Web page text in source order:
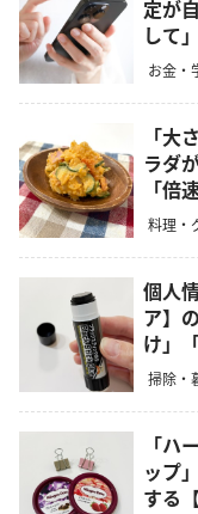
定が
して」
お金・
「大
ラダ
「倍
料理・
個人
ア】
け」
掃除・
「ハ
ップ
する